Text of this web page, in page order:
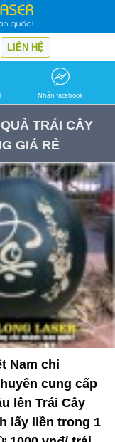
LIÊN HỆ
Nhắn facebook
TRÁI CÂY
GIÁ RẺ
Nam chi
cung cấp
lên Trái Cây
lấy liền trong 1